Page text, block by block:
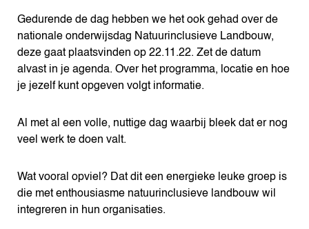
Gedurende de dag hebben we het ook gehad over de
nationale onderwijsdag Natuurinclusieve Landbouw,
deze gaat plaatsvinden op 22.11.22. Zet de datum
alvast in je agenda. Over het programma, locatie en hoe
je jezelf kunt opgeven volgt informatie.
Al met al een volle, nuttige dag waarbij bleek dat er nog
veel werk te doen valt.
Wat vooral opviel? Dat dit een energieke leuke groep is
die met enthousiasme natuurinclusieve landbouw wil
integreren in hun organisaties.